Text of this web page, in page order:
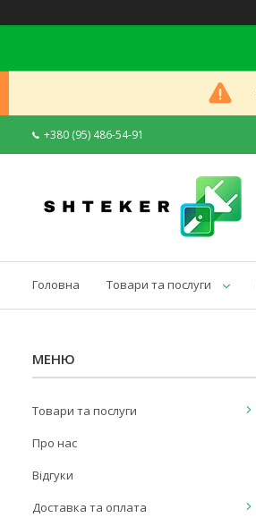
+380 (95) 486-54-91
Головна Товари та послуги
Товари та послуги
Про нас
Відгуки
Доставка та оплата